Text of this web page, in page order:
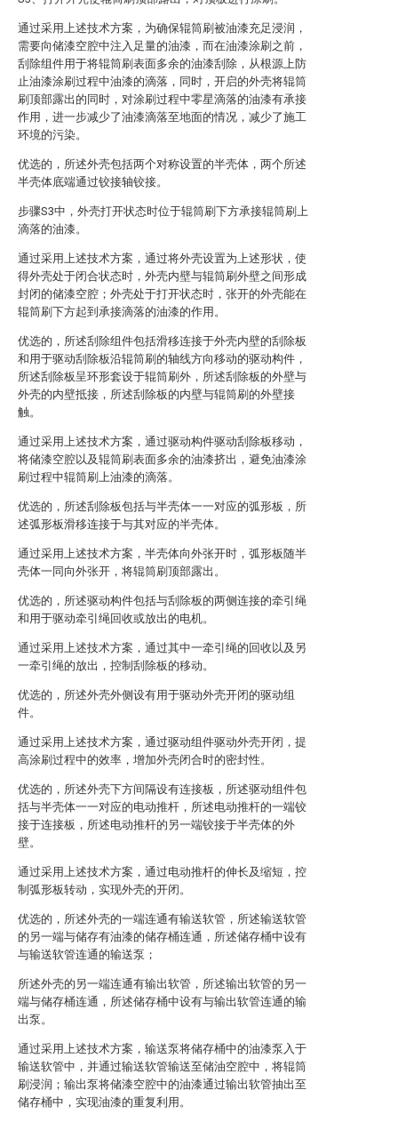
通过采用上述技术方案，为确保辊筒刷被油漆充足浸润，
需要向储漆空腔中注入足量的油漆，而在油漆涂刷之前，
刮除组件用于将辊筒刷表面多余的油漆刮除，从根源上防
止油漆涂刷过程中油漆的滴落，同时，开启的外壳将辊筒
刷顶部露出的同时，对涂刷过程中零星滴落的油漆有承接
作用，进一步减少了油漆滴落至地面的情况，减少了施工
环境的污染。
优选的，所述外壳包括两个对称设置的半壳体，两个所述
半壳体底端通过铰接轴铰接。
步骤S3中，外壳打开状态时位于辊筒刷下方承接辊筒刷上
滴落的油漆。
通过采用上述技术方案，通过将外壳设置为上述形状，使
得外壳处于闭合状态时，外壳内壁与辊筒刷外壁之间形成
封闭的储漆空腔；外壳处于打开状态时，张开的外壳能在
辊筒刷下方起到承接滴落的油漆的作用。
优选的，所述刮除组件包括滑移连接于外壳内壁的刮除板
和用于驱动刮除板沿辊筒刷的轴线方向移动的驱动构件，
所述刮除板呈环形套设于辊筒刷外，所述刮除板的外壁与
外壳的内壁抵接，所述刮除板的内壁与辊筒刷的外壁接
触。
通过采用上述技术方案，通过驱动构件驱动刮除板移动，
将储漆空腔以及辊筒刷表面多余的油漆挤出，避免油漆涂
刷过程中辊筒刷上油漆的滴落。
优选的，所述刮除板包括与半壳体一一对应的弧形板，所
述弧形板滑移连接于与其对应的半壳体。
通过采用上述技术方案，半壳体向外张开时，弧形板随半
壳体一同向外张开，将辊筒刷顶部露出。
优选的，所述驱动构件包括与刮除板的两侧连接的牵引绳
和用于驱动牵引绳回收或放出的电机。
通过采用上述技术方案，通过其中一牵引绳的回收以及另
一牵引绳的放出，控制刮除板的移动。
优选的，所述外壳外侧设有用于驱动外壳开闭的驱动组
件。
通过采用上述技术方案，通过驱动组件驱动外壳开闭，提
高涂刷过程中的效率，增加外壳闭合时的密封性。
优选的，所述外壳下方间隔设有连接板，所述驱动组件包
括与半壳体一一对应的电动推杆，所述电动推杆的一端铰
接于连接板，所述电动推杆的另一端铰接于半壳体的外
壁。
通过采用上述技术方案，通过电动推杆的伸长及缩短，控
制弧形板转动，实现外壳的开闭。
优选的，所述外壳的一端连通有输送软管，所述输送软管
的另一端与储存有油漆的储存桶连通，所述储存桶中设有
与输送软管连通的输送泵；
所述外壳的另一端连通有输出软管，所述输出软管的另一
端与储存桶连通，所述储存桶中设有与输出软管连通的输
出泵。
通过采用上述技术方案，输送泵将储存桶中的油漆泵入于
输送软管中，并通过输送软管输送至储油空腔中，将辊筒
刷浸润；输出泵将储漆空腔中的油漆通过输出软管抽出至
储存桶中，实现油漆的重复利用。